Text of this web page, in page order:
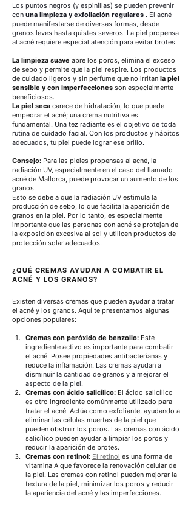
Los puntos negros (y espinillas) se pueden prevenir
con una limpieza y exfoliación regulares . El acné
puede manifestarse de diversas formas, desde
granos leves hasta quistes severos. La piel propensa
al acné requiere especial atención para evitar brotes.
La limpieza suave abre los poros, elimina el exceso
de sebo y permite que la piel respire. Los productos
de cuidado ligeros y sin perfume que no irritan la piel
sensible y con imperfecciones son especialmente
beneficiosos.
La piel seca carece de hidratación, lo que puede
empeorar el acné; una crema nutritiva es
fundamental. Una tez radiante es el objetivo de toda
rutina de cuidado facial. Con los productos y hábitos
adecuados, tu piel puede lograr ese brillo.
Consejo: Para las pieles propensas al acné, la
radiación UV, especialmente en el caso del llamado
acné de Mallorca, puede provocar un aumento de los
granos.
Esto se debe a que la radiación UV estimula la
producción de sebo, lo que facilita la aparición de
granos en la piel. Por lo tanto, es especialmente
importante que las personas con acné se protejan de
la exposición excesiva al sol y utilicen productos de
protección solar adecuados.
¿QUÉ CREMAS AYUDAN A COMBATIR EL
ACNÉ Y LOS GRANOS?
Existen diversas cremas que pueden ayudar a tratar
el acné y los granos. Aquí te presentamos algunas
opciones populares:
Cremas con peróxido de benzoilo: Este
ingrediente activo es importante para combatir
el acné. Posee propiedades antibacterianas y
reduce la inflamación. Las cremas ayudan a
disminuir la cantidad de granos y a mejorar el
aspecto de la piel.
Cremas con ácido salicílico: El ácido salicílico
es otro ingrediente comúnmente utilizado para
tratar el acné. Actúa como exfoliante, ayudando a
eliminar las células muertas de la piel que
pueden obstruir los poros. Las cremas con ácido
salicílico pueden ayudar a limpiar los poros y
reducir la aparición de brotes.
Cremas con retinol: El retinol es una forma de
vitamina A que favorece la renovación celular de
la piel. Las cremas con retinol pueden mejorar la
textura de la piel, minimizar los poros y reducir
la apariencia del acné y las imperfecciones.